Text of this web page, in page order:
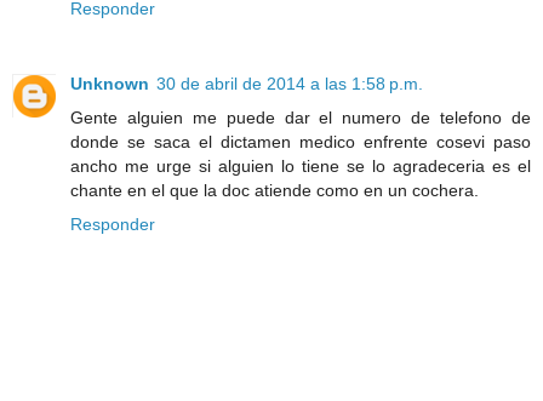
Responder
Unknown 30 de abril de 2014 a las 1:58 p.m.
Gente alguien me puede dar el numero de telefono de
donde se saca el dictamen medico enfrente cosevi paso
ancho me urge si alguien lo tiene se lo agradeceria es el
chante en el que la doc atiende como en un cochera.
Responder